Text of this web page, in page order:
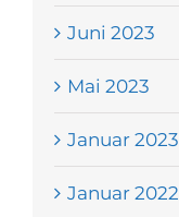
Juni 2023
Mai 2023
Januar 2023
Januar 2022